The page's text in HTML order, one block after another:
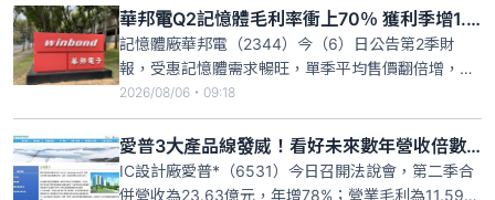
客戶甚至想提前簽訂涵蓋2030年產能的長約。威剛
也預期，第四季及明年上半年價格將持續走揚，尤其
DRA
華邦電Q2記憶體毛利率衝上70％ 獲利季增1.4倍、EPS為5.4元
記憶體廠華邦電（2344）今（6）日公告第2季財
報，受惠記憶體需求暢旺，單季平均售價翻倍增，記
憶體事業毛利率因此衝上7成，整體獲利達243.17億
元，季增140.4%，並較去年同期轉盈，每股大賺5.4
元，上半年每股稅後盈餘7.65元。華邦電第2季營收
598.43億元，季增56.4%，年增184.7%
2026/08/06・09:18
愛普3大產品線發威！看好未來數年營收倍數成長
IC設計廠愛普*（6531）今日召開法說會，第二季合
併營收為23.63億元，年增78%；營業毛利為11.59億